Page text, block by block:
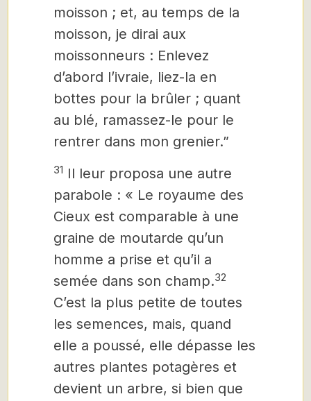
moisson ; et, au temps de la
moisson, je dirai aux
moissonneurs : Enlevez
d’abord l’ivraie, liez-la en
bottes pour la brûler ; quant
au blé, ramassez-le pour le
rentrer dans mon grenier.”
31 Il leur proposa une autre
parabole : « Le royaume des
Cieux est comparable à une
graine de moutarde qu’un
homme a prise et qu’il a
semée dans son champ.32
C’est la plus petite de toutes
les semences, mais, quand
elle a poussé, elle dépasse les
autres plantes potagères et
devient un arbre, si bien que